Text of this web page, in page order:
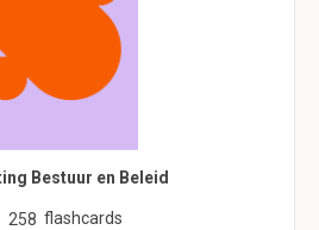
Bestuur en Beleid
258 flashcards